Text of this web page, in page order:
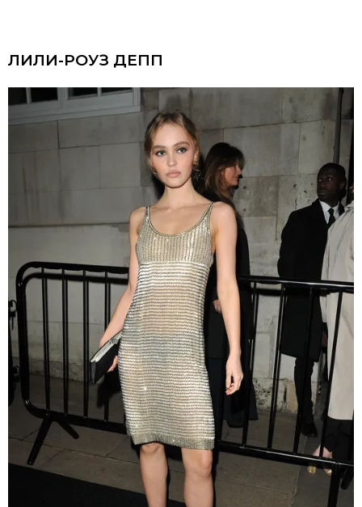
ЛИЛИ-РОУЗ ДЕПП